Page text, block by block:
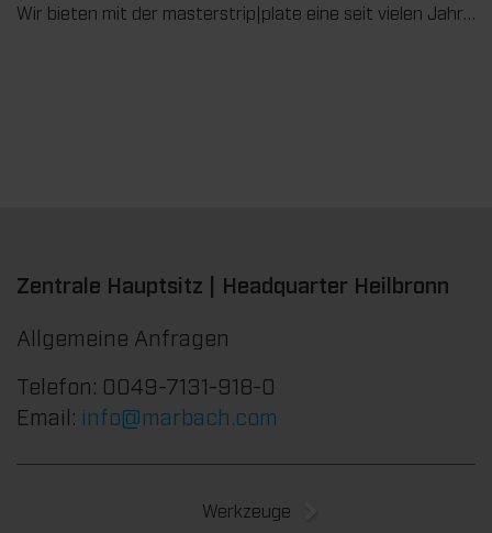
Wir bieten mit der masterstrip|plate eine seit vielen Jahren bewährte Lösung für maximale Prozesssicherheit beim Ausbrechen. Das speziell entwickelte Ausbrechoberteil ermöglicht einen stabilen, sauberen und effizienten Ausbrechprozess auch bei anspruchsvollen Anwendungen.
Zentrale Hauptsitz | Headquarter Heilbronn
Allgemeine Anfragen
Telefon: 0049-7131-918-0
Email: info@marbach.com
Werkzeuge